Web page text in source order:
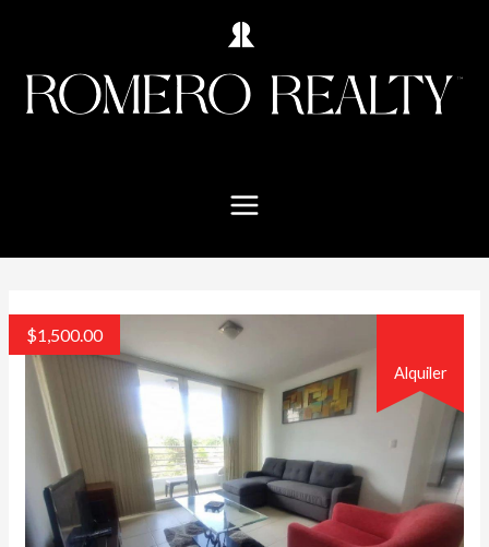
Alquiler
$1,500.00